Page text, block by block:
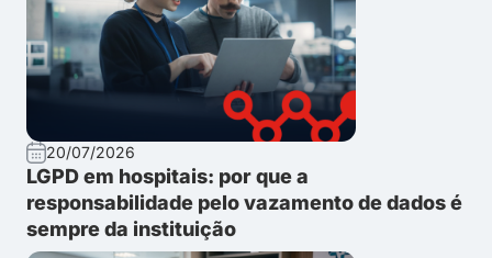
20/07/2026
LGPD em hospitais: por que a
responsabilidade pelo vazamento de dados é
sempre da instituição